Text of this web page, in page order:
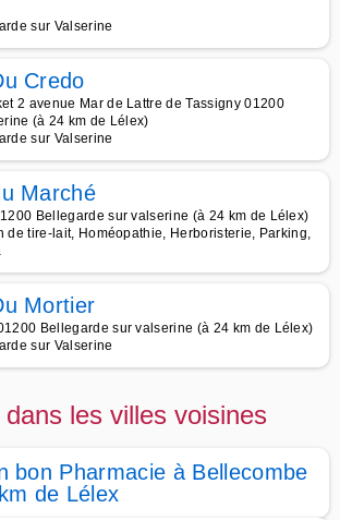
sur Valserine
Credo
2 avenue Mar de Lattre de Tassigny 01200
(à 24 km de Lélex)
sur Valserine
Marché
Bellegarde sur valserine (à 24 km de Lélex)
de tire-lait, Homéopathie, Herboristerie, Parking,
Mortier
Bellegarde sur valserine (à 24 km de Lélex)
sur Valserine
les villes voisines
bon Pharmacie à Bellecombe
de Lélex